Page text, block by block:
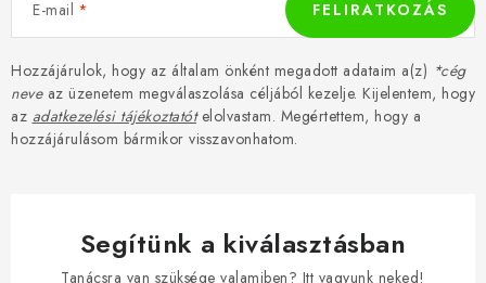
E-mail
Hozzájárulok, hogy az általam önként megadott adataim a(z) *cég
neveaz üzenetem megválaszolása céljából kezelje. Kijelentem, hogy
az adatkezelési tájékoztatótelolvastam. Megértettem, hogy a
hozzájárulásom bármikor visszavonhatom.
FELIRATKOZÁS
Segítünk a kiválasztásban
Tanácsra van szüksége valamiben? Itt vagyunk neked!